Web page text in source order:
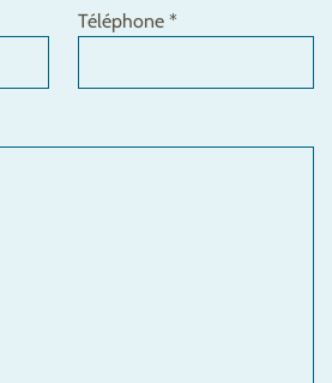
Téléphone *